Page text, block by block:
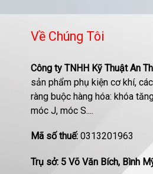
Về Chúng Tôi
Công ty TNHH Kỹ Thuật An
sản phẩm phụ kiện cơ khí,
ràng buộc hàng hóa: khóa
móc J, móc S....
Mã số thuế: 0313201963
Trụ sở: 5 Võ Văn Bích, Bình